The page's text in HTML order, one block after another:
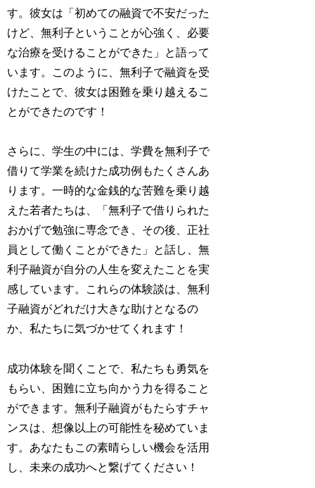
す。彼女は「初めての融資で不安だった
けど、無利子ということが心強く、必要
な治療を受けることができた」と語って
います。このように、無利子で融資を受
けたことで、彼女は困難を乗り越えるこ
とができたのです！
さらに、学生の中には、学費を無利子で
借りて学業を続けた成功例もたくさんあ
ります。一時的な金銭的な苦難を乗り越
えた若者たちは、「無利子で借りられた
おかげで勉強に専念でき、その後、正社
員として働くことができた」と話し、無
利子融資が自分の人生を変えたことを実
感しています。これらの体験談は、無利
子融資がどれだけ大きな助けとなるの
か、私たちに気づかせてくれます！
成功体験を聞くことで、私たちも勇気を
もらい、困難に立ち向かう力を得ること
ができます。無利子融資がもたらすチャ
ンスは、想像以上の可能性を秘めていま
す。あなたもこの素晴らしい機会を活用
し、未来の成功へと繋げてください！